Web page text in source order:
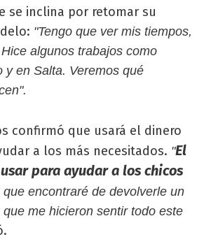
se inclina por retomar su
"Tengo que ver mis tiempos,
algunos trabajos como
y en Salta. Veremos qué
confirmó que usará el dinero
a los más necesitados. "El
para ayudar a los chicos
que encontraré de devolverle un
me hicieron sentir todo este